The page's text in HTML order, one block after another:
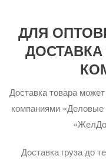
ДЛЯ
Доставка товара
компаниями
Доставка груза до